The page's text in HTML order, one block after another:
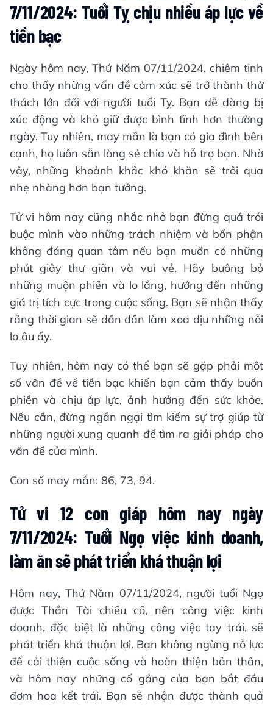
7/11/2024: Tuổi Tỵ chịu nhiều áp lực về
tiền bạc
Ngày hôm nay, Thứ Năm 07/11/2024, chiêm tinh
cho thấy những vấn đề cảm xúc sẽ trở thành thử
thách lớn đối với người tuổi Tỵ. Bạn dễ dàng bị
xúc động và khó giữ được bình tĩnh hơn thường
ngày. Tuy nhiên, may mắn là bạn có gia đình bên
cạnh, họ luôn sẵn lòng sẻ chia và hỗ trợ bạn. Nhờ
vậy, những khoảnh khắc khó khăn sẽ trôi qua
nhẹ nhàng hơn bạn tưởng.
Tử vi hôm nay cũng nhắc nhở bạn đừng quá trói
buộc mình vào những trách nhiệm và bổn phận
không đáng quan tâm nếu bạn muốn có những
phút giây thư giãn và vui vẻ. Hãy buông bỏ
những muộn phiền và lo lắng, hướng đến những
giá trị tích cực trong cuộc sống. Bạn sẽ nhận thấy
rằng thời gian sẽ dần dần làm xoa dịu những nỗi
lo âu ấy.
Tuy nhiên, hôm nay có thể bạn sẽ gặp phải một
số vấn đề về tiền bạc khiến bạn cảm thấy buồn
phiền và chịu áp lực, ảnh hưởng đến sức khỏe.
Nếu cần, đừng ngần ngại tìm kiếm sự trợ giúp từ
những người xung quanh để tìm ra giải pháp cho
vấn đề của mình.
Con số may mắn: 86, 73, 94.
Tử vi 12 con giáp hôm nay ngày
7/11/2024: Tuổi Ngọ việc kinh doanh,
làm ăn sẽ phát triển khá thuận lợi
Hôm nay, Thứ Năm 07/11/2024, người tuổi Ngọ
được Thần Tài chiếu cố, nên công việc kinh
doanh, đặc biệt là những công việc tay trái, sẽ
phát triển khá thuận lợi. Bạn không ngừng nỗ lực
để cải thiện cuộc sống và hoàn thiện bản thân,
và hôm nay những cố gắng của bạn bắt đầu
đơm hoa kết trái. Bạn sẽ nhận được thành quả